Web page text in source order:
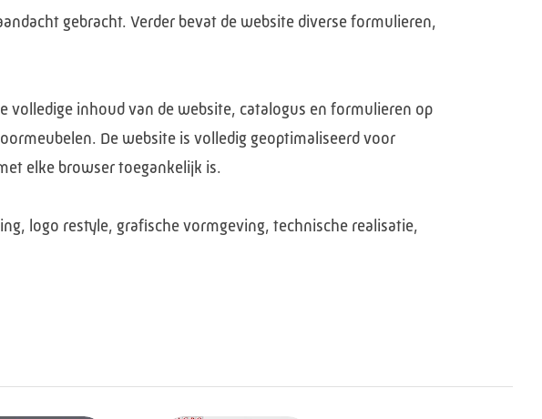
gebracht. Verder bevat de website diverse formulieren,
volledige inhoud van de website, catalogus en formulieren op
De website is volledig geoptimaliseerd voor
elke browser toegankelijk is.
logo restyle, grafische vormgeving, technische realisatie,